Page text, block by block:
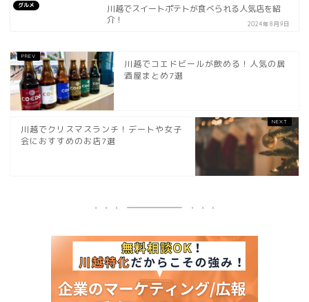
グルメ
川越でスイートポテトが食べられる人気店を紹
介！
2024年8月9日
川越でコエドビールが飲める！人気の居
酒屋まとめ7選
川越でクリスマスランチ！デートや女子
会におすすめのお店7選